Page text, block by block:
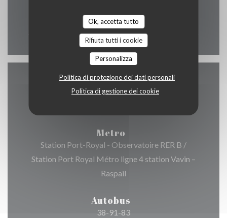
Ok, accetta tutto
Rifiuta tutti i cookie
Personalizza
Politica di protezione dei dati personali
Politica di gestione dei cookie
12:00 - 00:00
Accesso
Metro
Station Port-Royal - Observatoire RER B /
Station Port Royal Métro ligne 4 station Vavin –
Raspail
Autobus
38-91-83